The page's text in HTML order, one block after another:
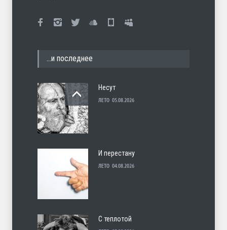
…и последнее
Несут
ЛЕТО 05.08.2026
И перестану
ЛЕТО 04.08.2026
С теплотой